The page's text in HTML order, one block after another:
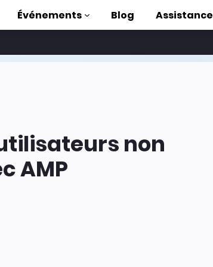
Événements Blog Assistance
non
AMP